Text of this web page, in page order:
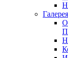
Галерея